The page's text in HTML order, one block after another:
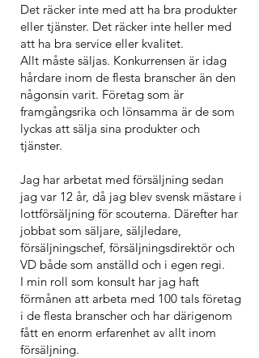
Det räcker inte med att ha bra produkter
eller tjänster. Det räcker inte heller med
att ha bra service eller kvalitet.
Allt måste säljas. Konkurrensen är idag
hårdare inom de flesta branscher än den
någonsin varit. Företag som är
framgångsrika och lönsamma är de som
lyckas att sälja sina produkter och
tjänster.
Jag har arbetat med försäljning sedan
jag var 12 år, då jag blev svensk mästare i
lottförsäljning för scouterna. Därefter har
jobbat som säljare, säljledare,
försäljningschef, försäljningsdirektör och
VD både som anställd och i egen regi.
I min roll som konsult har jag haft
förmånen att arbeta med 100 tals företag
i de flesta branscher och har därigenom
fått en enorm erfarenhet av allt inom
försäljning.